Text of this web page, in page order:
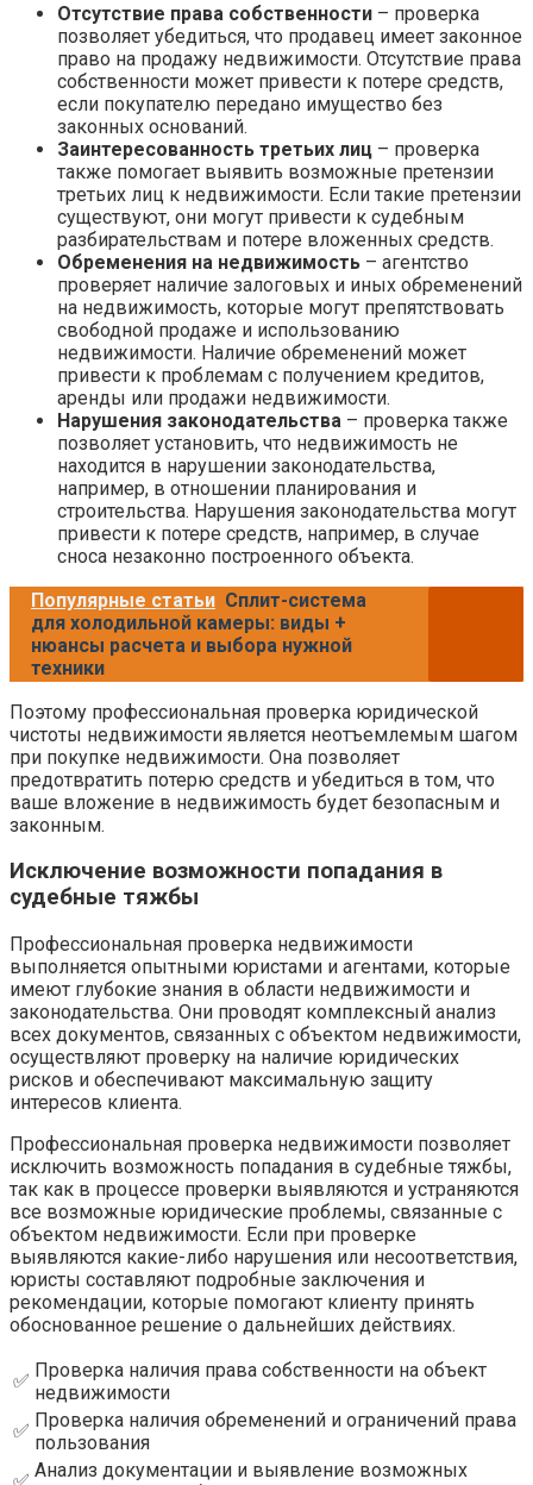
Отсутствие права собственности – проверка
позволяет убедиться, что продавец имеет законное
право на продажу недвижимости. Отсутствие права
собственности может привести к потере средств,
если покупателю передано имущество без
законных оснований.
Заинтересованность третьих лиц – проверка
также помогает выявить возможные претензии
третьих лиц к недвижимости. Если такие претензии
существуют, они могут привести к судебным
разбирательствам и потере вложенных средств.
Обременения на недвижимость – агентство
проверяет наличие залоговых и иных обременений
на недвижимость, которые могут препятствовать
свободной продаже и использованию
недвижимости. Наличие обременений может
привести к проблемам с получением кредитов,
аренды или продажи недвижимости.
Нарушения законодательства – проверка также
позволяет установить, что недвижимость не
находится в нарушении законодательства,
например, в отношении планирования и
строительства. Нарушения законодательства могут
привести к потере средств, например, в случае
сноса незаконно построенного объекта.
Популярные статьи Сплит-система
для холодильной камеры: виды +
нюансы расчета и выбора нужной
техники
Поэтому профессиональная проверка юридической
чистоты недвижимости является неотъемлемым шагом
при покупке недвижимости. Она позволяет
предотвратить потерю средств и убедиться в том, что
ваше вложение в недвижимость будет безопасным и
законным.
Исключение возможности попадания в
судебные тяжбы
Профессиональная проверка недвижимости
выполняется опытными юристами и агентами, которые
имеют глубокие знания в области недвижимости и
законодательства. Они проводят комплексный анализ
всех документов, связанных с объектом недвижимости,
осуществляют проверку на наличие юридических
рисков и обеспечивают максимальную защиту
интересов клиента.
Профессиональная проверка недвижимости позволяет
исключить возможность попадания в судебные тяжбы,
так как в процессе проверки выявляются и устраняются
все возможные юридические проблемы, связанные с
объектом недвижимости. Если при проверке
выявляются какие-либо нарушения или несоответствия,
юристы составляют подробные заключения и
рекомендации, которые помогают клиенту принять
обоснованное решение о дальнейших действиях.
✅ Проверка наличия права собственности на объект
недвижимости
✅ Проверка наличия обременений и ограничений права
пользования
Анализ документации и выявление возможных